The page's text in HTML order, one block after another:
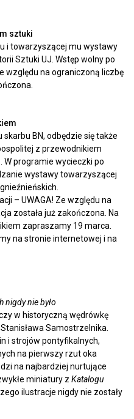
sztuki
i towarzyszącej mu wystawy
Sztuki UJ. Wstęp wolny po
względu na ograniczoną liczbę
BN, odbędzie się także
z przewodnikiem
programie wycieczki po
wystawy towarzyszącej
– UWAGA! Ze względu na
została już zakończona. Na
zapraszamy 19 marca.
na stronie internetowej i na
nigdy nie było
w historyczną wędrówkę
Samostrzelnika.
i strojów pontyfikalnych,
na pierwszy rzut oka
na najbardziej nurtujące
miniatury z Katalogu
ilustracje nigdy nie zostały